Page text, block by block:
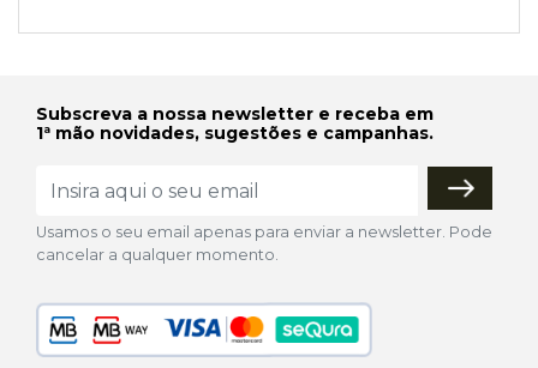
Subscreva a nossa newsletter e receba em
1ª mão novidades, sugestões e campanhas.
Usamos o seu email apenas para enviar a newsletter. Pode
cancelar a qualquer momento.